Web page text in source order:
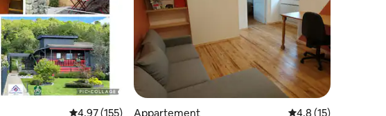
de 21 commentaires : 4,95 sur 5
Évaluation moyenne sur la base de 155 commentaires : 4,97 sur 5
4,97 (155)
Appartement Évaluation
4,8 (15)